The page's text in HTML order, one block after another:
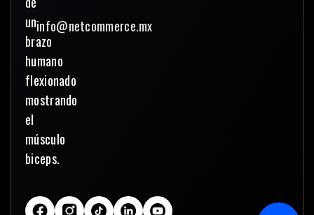
info@netcommerce.mx